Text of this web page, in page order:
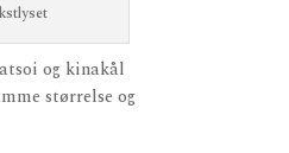
og kinakål
størrelse og